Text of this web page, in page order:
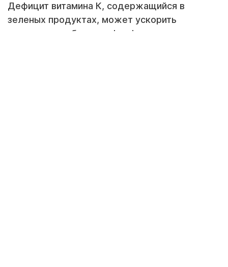
Дефицит витамина К, содержащийся в
зеленых продуктах, может ускорить
старение, сообщает zakon.kz.